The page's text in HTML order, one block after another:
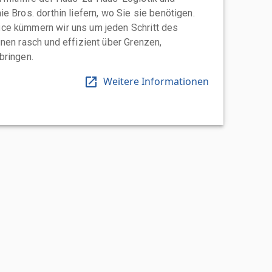
Bros. dorthin liefern, wo Sie sie benötigen.
kümmern wir uns um jeden Schritt des
rasch und effizient über Grenzen,
Weitere Informationen